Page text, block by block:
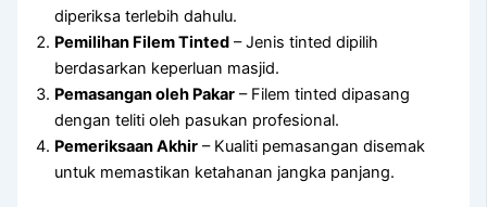
diperiksa terlebih dahulu.
Pemilihan Filem Tinted – Jenis tinted dipilih
berdasarkan keperluan masjid.
Pemasangan oleh Pakar – Filem tinted dipasang
dengan teliti oleh pasukan profesional.
Pemeriksaan Akhir – Kualiti pemasangan disemak
untuk memastikan ketahanan jangka panjang.